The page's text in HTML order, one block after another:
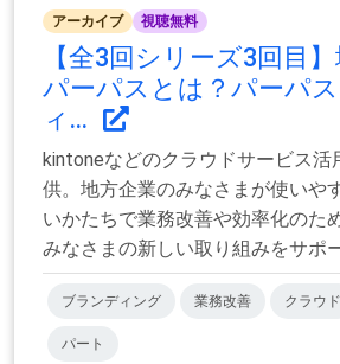
アーカイブ 視聴無料
【全3回シリーズ3回目
パーパスとは？パーパ
ィ...
kintoneなどのクラウドサービス活
供。地方企業のみなさまが使いや
いかたちで業務改善や効率化のた
みなさまの新しい取り組みをサポ
ブランディング 業務改善 クラウド
パート